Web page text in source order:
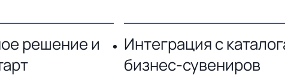
решение и
Интеграция с
бизнес-сувениров